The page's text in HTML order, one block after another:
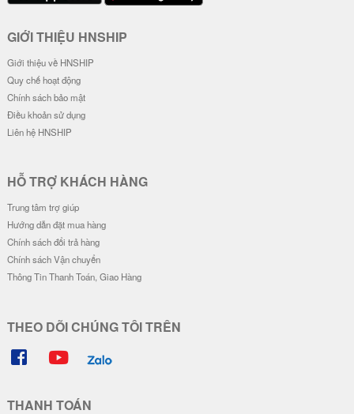
Ốp Lưng Silicon Chống Sốc Viền
20.000 đ
Ốp Lưng Silicon Chống Sốc Viền
Nổi - Hình Nổi Blue Bear
23.000 đ